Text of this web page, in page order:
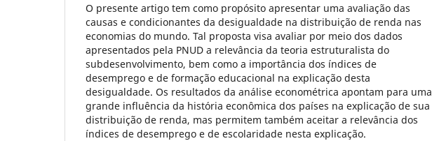
O presente artigo tem como propósito apresentar uma avaliação das
causas e condicionantes da desigualdade na distribuição de renda nas
economias do mundo. Tal proposta visa avaliar por meio dos dados
apresentados pela PNUD a relevância da teoria estruturalista do
subdesenvolvimento, bem como a importância dos índices de
desemprego e de formação educacional na explicação desta
desigualdade. Os resultados da análise econométrica apontam para uma
grande influência da história econômica dos países na explicação de sua
distribuição de renda, mas permitem também aceitar a relevância dos
índices de desemprego e de escolaridade nesta explicação.